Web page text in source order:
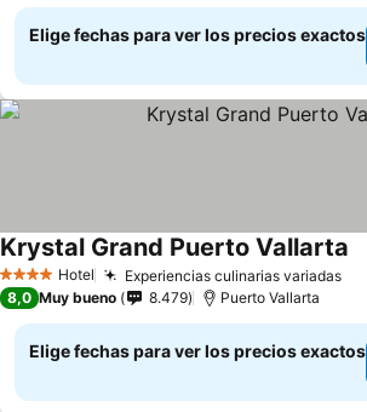
Elige fechas para ver los precios exactos
4 EstrellasHotel Experiencias culinarias variadas
Krystal Grand Puerto Vallarta
8,0 Muy bueno 8.479 Puerto Vallarta
Elige fechas para ver los precios exactos